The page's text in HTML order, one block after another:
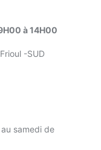
à 14H00
-SUD
samedi de